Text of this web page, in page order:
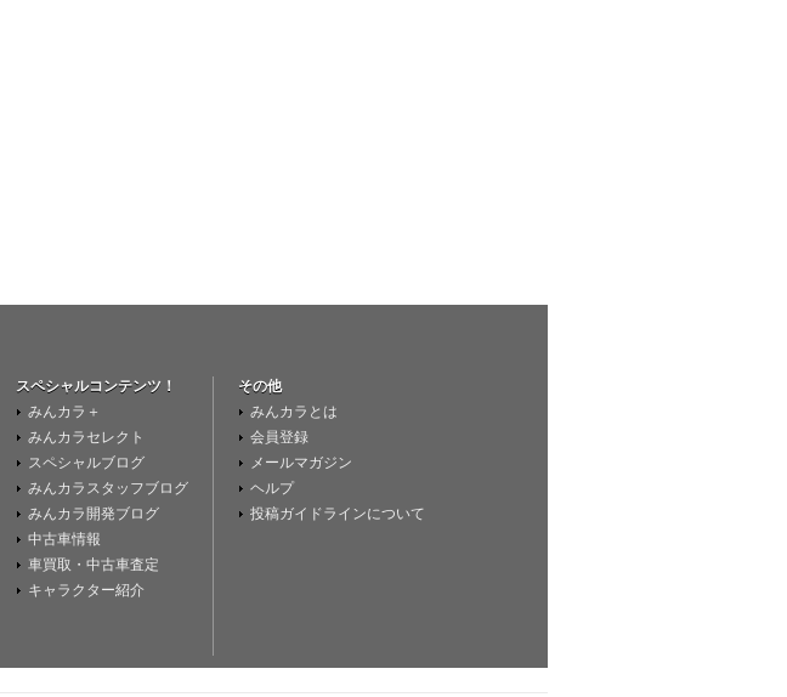
スペシャルコンテンツ！
みんカラ＋
みんカラセレクト
スペシャルブログ
みんカラスタッフブログ
みんカラ開発ブログ
中古車情報
車買取・中古車査定
キャラクター紹介
その他
みんカラとは
会員登録
メールマガジン
ヘルプ
投稿ガイドラインについて